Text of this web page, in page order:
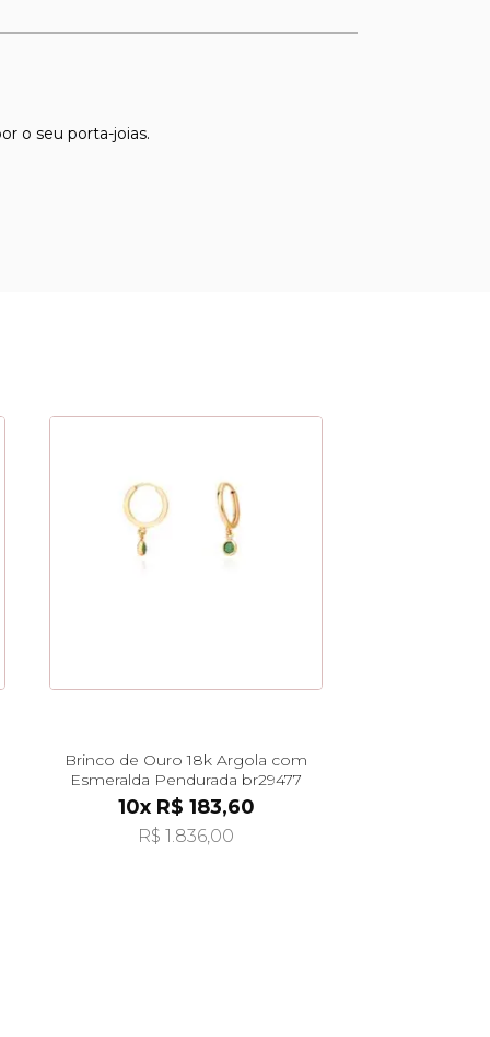
o seu porta-joias.
Brinco de Ouro 18k Argola com
Esmeralda Pendurada br29477
10x R$ 183,60
R$ 1.836,00